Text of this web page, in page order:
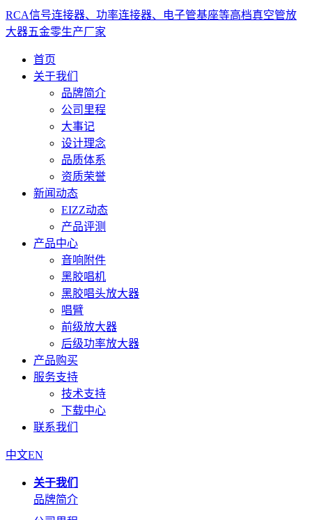
RCA信号连接器、功率连接器、电子管基座等高档真空管放
大器五金零生产厂家
首页
关于我们
品牌简介
公司里程
大事记
设计理念
品质体系
资质荣誉
新闻动态
EIZZ动态
产品评测
产品中心
音响附件
黑胶唱机
黑胶唱头放大器
唱臂
前级放大器
后级功率放大器
产品购买
服务支持
技术支持
下载中心
联系我们
中文EN
关于我们
品牌简介